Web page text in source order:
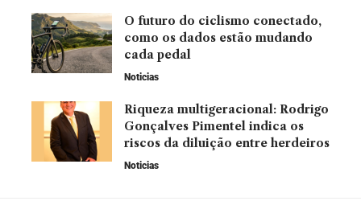
O futuro do ciclismo conectado,
como os dados estão mudando
cada pedal
Noticias
Riqueza multigeracional: Rodrigo
Gonçalves Pimentel indica os
riscos da diluição entre herdeiros
Noticias